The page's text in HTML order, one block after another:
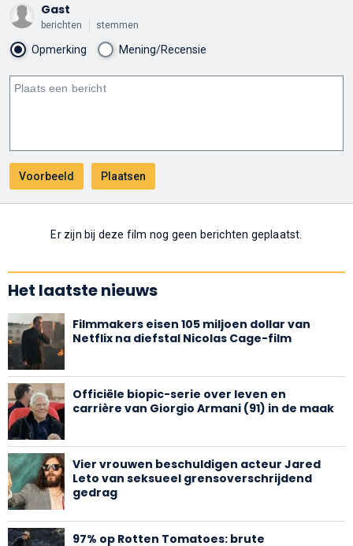
Gast
berichten stemmen
Opmerking Mening/Recensie
Er zijn bij deze film nog geen berichten geplaatst.
Het laatste nieuws
Filmmakers eisen 105 miljoen dollar van
Netflix na diefstal Nicolas Cage-film
Officiële biopic-serie over leven en
carrière van Giorgio Armani (91) in de maak
Vier vrouwen beschuldigen acteur Jared
Leto van seksueel grensoverschrijdend
gedrag
97% op Rotten Tomatoes: brute